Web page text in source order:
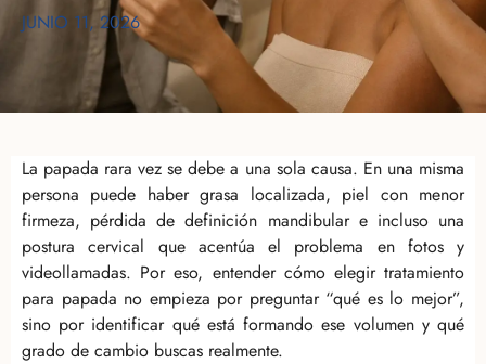
JUNIO 11, 2026
La papada rara vez se debe a una sola causa. En una misma
persona puede haber grasa localizada, piel con menor
firmeza, pérdida de definición mandibular e incluso una
postura cervical que acentúa el problema en fotos y
videollamadas. Por eso, entender cómo elegir tratamiento
para papada no empieza por preguntar “qué es lo mejor”,
sino por identificar qué está formando ese volumen y qué
grado de cambio buscas realmente.